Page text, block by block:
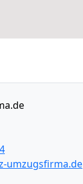
umzugsfirma.de